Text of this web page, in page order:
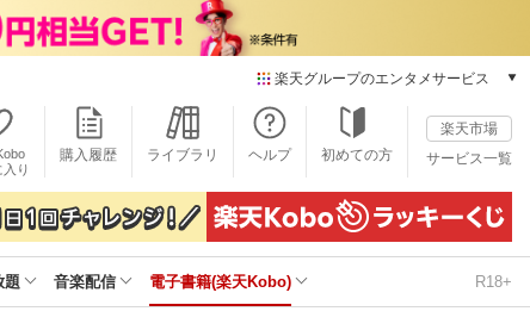
楽天グループのエンタメサービス
本/ゲーム/CD/DVD
楽天ブックス
電子書籍
楽天Kobo
雑誌読み放題
楽天ミュージック
入り
購入履歴 ライブラリ ヘルプ 初めての方
楽天市場
サービス一覧
題 音楽配信 電子書籍(楽天Kobo) R18+